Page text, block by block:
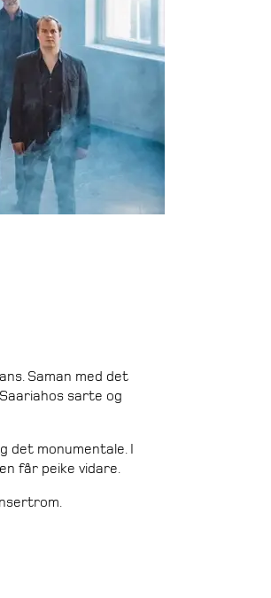
Saman med det
sarte og
det monumentale. I
får peike vidare.